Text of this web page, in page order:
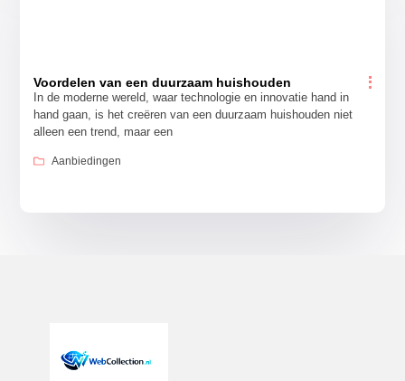
Voordelen van een duurzaam huishouden
In de moderne wereld, waar technologie en innovatie hand in
hand gaan, is het creëren van een duurzaam huishouden niet
alleen een trend, maar een
Aanbiedingen